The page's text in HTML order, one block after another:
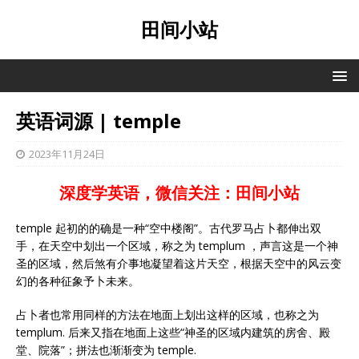
田间小站
英语词源 | temple
2023年11月24日
深度学英语，微信关注：田间小站
temple 起初的的确是一种“空中楼阁”。古代罗马占卜都伸出双
手，在天空中划出一个区域，称之为 templum ，声言这是一个神
圣的区域，然后煞有介事地凝望着这片天空，根据天空中的风云变
幻的各种征象予卜未来。
占卜者也常用同样的方法在地面上划出这样的区域，也称之为
templum. 后来又指在地面上这些“神圣的区域内建筑的房舍、殿
堂、院落”；拼法也渐渐变为 temple.